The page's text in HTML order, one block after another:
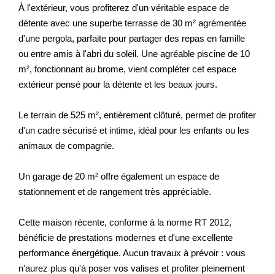
À l'extérieur, vous profiterez d'un véritable espace de
détente avec une superbe terrasse de 30 m² agrémentée
d'une pergola, parfaite pour partager des repas en famille
ou entre amis à l'abri du soleil. Une agréable piscine de 10
m², fonctionnant au brome, vient compléter cet espace
extérieur pensé pour la détente et les beaux jours.
Le terrain de 525 m², entièrement clôturé, permet de profiter
d'un cadre sécurisé et intime, idéal pour les enfants ou les
animaux de compagnie.
Un garage de 20 m² offre également un espace de
stationnement et de rangement très appréciable.
Cette maison récente, conforme à la norme RT 2012,
bénéficie de prestations modernes et d'une excellente
performance énergétique. Aucun travaux à prévoir : vous
n'aurez plus qu'à poser vos valises et profiter pleinement